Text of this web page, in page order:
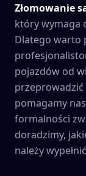
Złomowanie
który wymaga
Dlatego warto
pojazdów od
przeprowadzić
pomagamy
formalności
doradzimy,
należy